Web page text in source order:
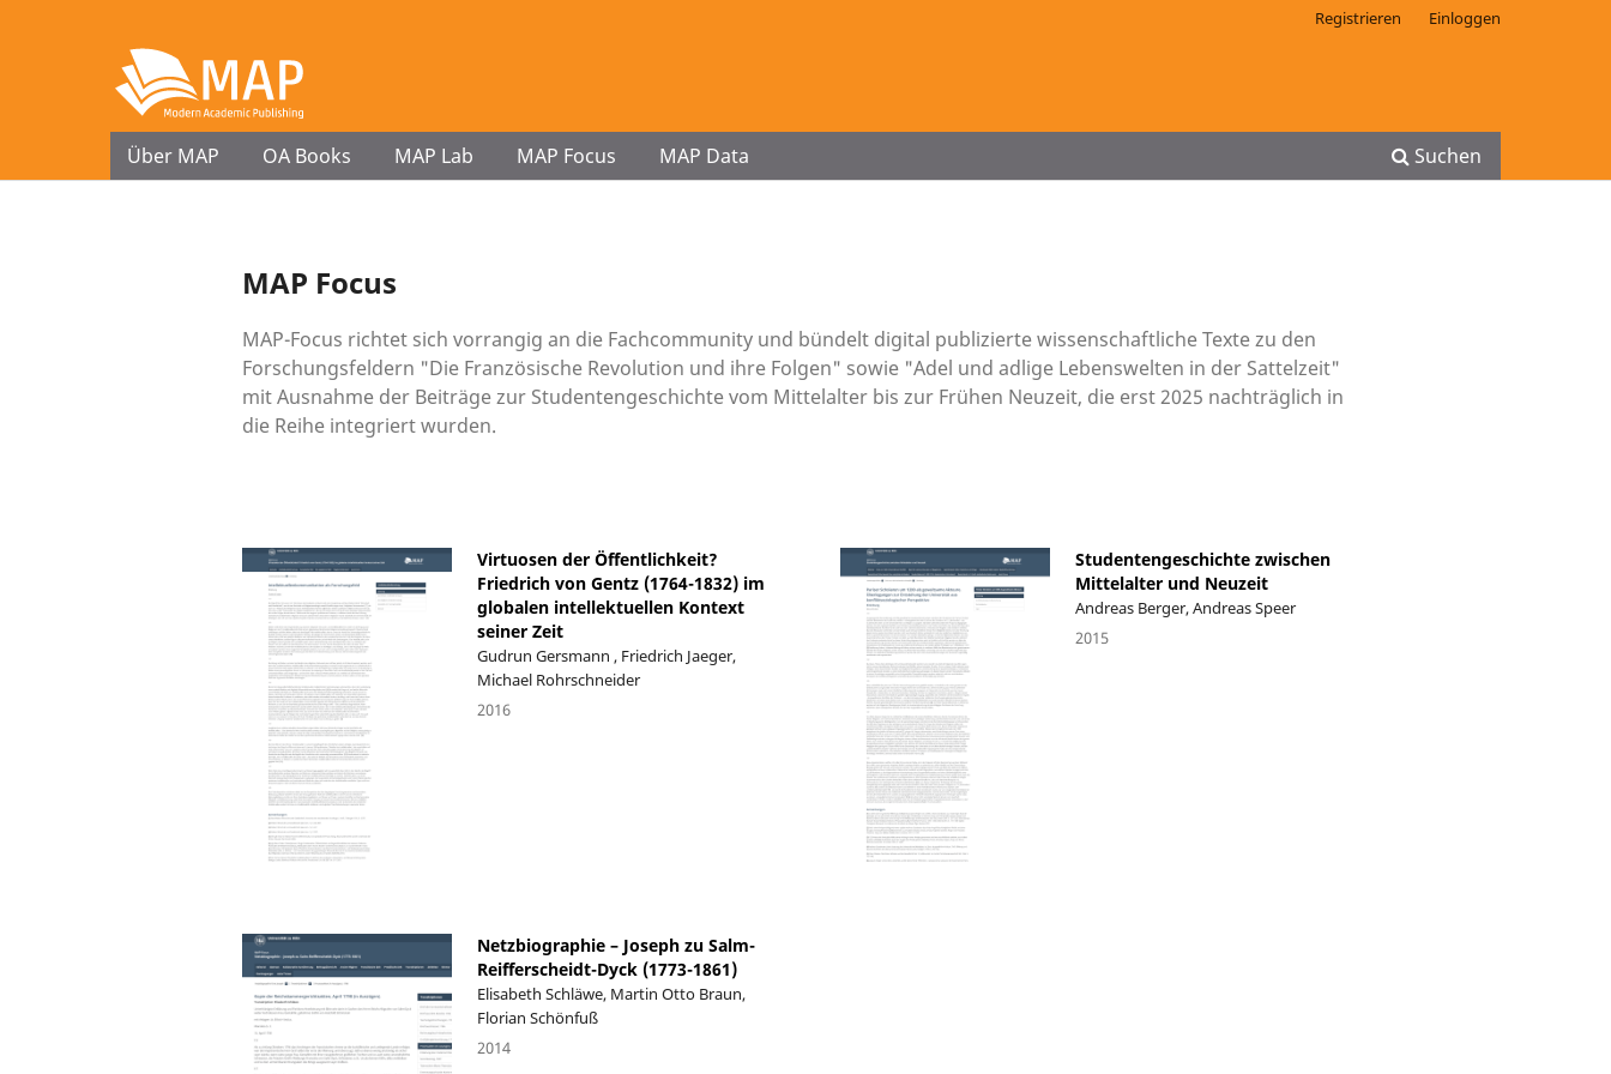
Über MAP OA Books MAP Lab MAP Focus MAP Data Suchen
Registrieren Einloggen
MAP Focus
MAP-Focus richtet sich vorrangig an die Fachcommunity und bündelt digital publizierte wissenschaftliche Texte zu den
Forschungsfeldern "Die Französische Revolution und ihre Folgen" sowie "Adel und adlige Lebenswelten in der Sattelzeit"
mit Ausnahme der Beiträge zur Studentengeschichte vom Mittelalter bis zur Frühen Neuzeit, die erst 2025 nachträglich in
die Reihe integriert wurden.
Virtuosen der Öffentlichkeit?
Friedrich von Gentz (1764-1832) im
globalen intellektuellen Kontext
seiner Zeit
Gudrun Gersmann , Friedrich Jaeger,
Michael Rohrschneider
2016
Studentengeschichte zwischen
Mittelalter und Neuzeit
Andreas Berger, Andreas Speer
2015
Netzbiographie – Joseph zu Salm-
Reifferscheidt-Dyck (1773-1861)
Elisabeth Schläwe, Martin Otto Braun,
Florian Schönfuß
2014